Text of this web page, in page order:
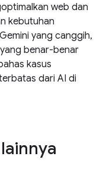
web dan
kebutuhan
yang canggih,
benar-benar
kasus
dari AI di